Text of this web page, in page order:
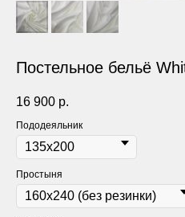
Постельное бельё
16 900 р.
Пододеяльник
Простыня